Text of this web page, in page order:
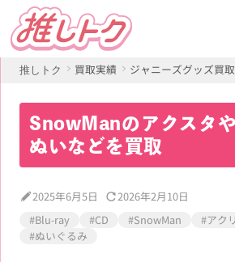
推しトク 買取実績 ジャニーズグッズ買
SnowManのアクスタや
ぬいなどを買取
2025年6月5日
2026年2月10日
#Blu-ray
#CD #SnowMan
#アク
#ぬいぐるみ